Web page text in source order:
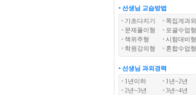
• 선생님 교습방법
기초다지기
쪽집게과외
문제풀이형
포괄수업형
책위주형
시험대비형
학원강의형
혼합수업형
• 선생님 과외경력
1년이하
1년~2년
2년~3년
3년~4년